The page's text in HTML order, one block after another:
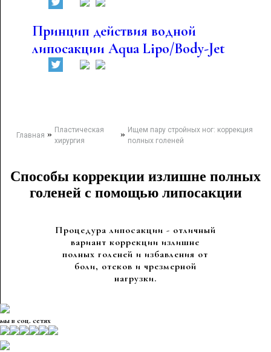
Принцип действия водной
липосакции Aqua Lipo/Body-Jet
Главная » Пластическая
хирургия
» Ищем пару стройных ног: коррекция
полных голеней
Способы коррекции излишне полных
голеней с помощью липосакции
Процедура липосакции - отличный
вариант коррекции излишне
полных голеней и избавления от
боли, отеков и чрезмерной
нагрузки.
мы в соц. сетях